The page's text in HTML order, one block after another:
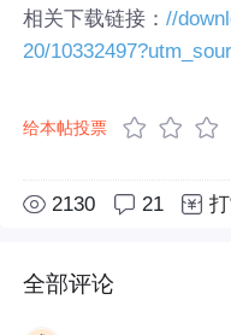
相关下载链接：//
20/
给本帖投票
2130 21
全部评论